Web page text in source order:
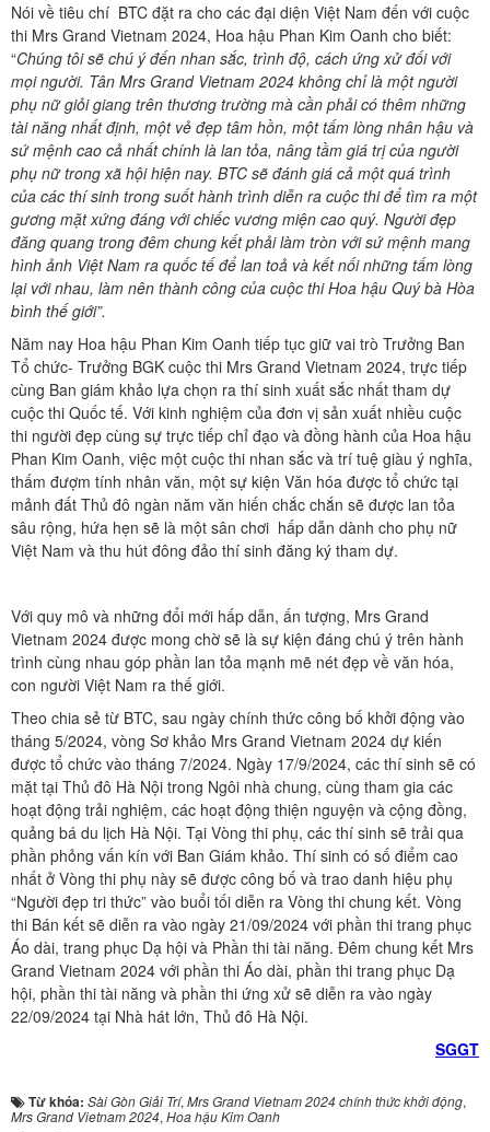
Nói về tiêu chí BTC đặt ra cho các đại diện Việt Nam đến với cuộc
thi Mrs Grand Vietnam 2024, Hoa hậu Phan Kim Oanh cho biết:
“Chúng tôi sẽ chú ý đến nhan sắc, trình độ, cách ứng xử đối với
mọi người. Tân Mrs Grand Vietnam 2024 không chỉ là một người
phụ nữ giỏi giang trên thương trường mà cần phải có thêm những
tài năng nhất định, một vẻ đẹp tâm hồn, một tấm lòng nhân hậu và
sứ mệnh cao cả nhất chính là lan tỏa, nâng tầm giá trị của người
phụ nữ trong xã hội hiện nay. BTC sẽ đánh giá cả một quá trình
của các thí sinh trong suốt hành trình diễn ra cuộc thi để tìm ra một
gương mặt xứng đáng với chiếc vương miện cao quý. Người đẹp
đăng quang trong đêm chung kết phải làm tròn với sứ mệnh mang
hình ảnh Việt Nam ra quốc tế để lan toả và kết nối những tấm lòng
lại với nhau, làm nên thành công của cuộc thi Hoa hậu Quý bà Hòa
bình thế giới”.
Năm nay Hoa hậu Phan Kim Oanh tiếp tục giữ vai trò Trưởng Ban
Tổ chức- Trưởng BGK cuộc thi Mrs Grand Vietnam 2024, trực tiếp
cùng Ban giám khảo lựa chọn ra thí sinh xuất sắc nhất tham dự
cuộc thi Quốc tế. Với kinh nghiệm của đơn vị sản xuất nhiều cuộc
thi người đẹp cùng sự trực tiếp chỉ đạo và đồng hành của Hoa hậu
Phan Kim Oanh, việc một cuộc thi nhan sắc và trí tuệ giàu ý nghĩa,
thấm đượm tính nhân văn, một sự kiện Văn hóa được tổ chức tại
mảnh đất Thủ đô ngàn năm văn hiến chắc chắn sẽ được lan tỏa
sâu rộng, hứa hẹn sẽ là một sân chơi hấp dẫn dành cho phụ nữ
Việt Nam và thu hút đông đảo thí sinh đăng ký tham dự.
Với quy mô và những đổi mới hấp dẫn, ấn tượng, Mrs Grand
Vietnam 2024 được mong chờ sẽ là sự kiện đáng chú ý trên hành
trình cùng nhau góp phần lan tỏa mạnh mẽ nét đẹp về văn hóa,
con người Việt Nam ra thế giới.
Theo chia sẻ từ BTC, sau ngày chính thức công bố khởi động vào
tháng 5/2024, vòng Sơ khảo Mrs Grand Vietnam 2024 dự kiến
được tổ chức vào tháng 7/2024. Ngày 17/9/2024, các thí sinh sẽ có
mặt tại Thủ đô Hà Nội trong Ngôi nhà chung, cùng tham gia các
hoạt động trải nghiệm, các hoạt động thiện nguyện và cộng đồng,
quảng bá du lịch Hà Nội. Tại Vòng thi phụ, các thí sinh sẽ trải qua
phần phỏng vấn kín với Ban Giám khảo. Thí sinh có số điểm cao
nhất ở Vòng thi phụ này sẽ được công bố và trao danh hiệu phụ
“Người đẹp tri thức” vào buổi tối diễn ra Vòng thi chung kết. Vòng
thi Bán kết sẽ diễn ra vào ngày 21/09/2024 với phần thi trang phục
Áo dài, trang phục Dạ hội và Phần thi tài năng. Đêm chung kết Mrs
Grand Vietnam 2024 với phần thi Áo dài, phần thi trang phục Dạ
hội, phần thi tài năng và phần thi ứng xử sẽ diễn ra vào ngày
22/09/2024 tại Nhà hát lớn, Thủ đô Hà Nội.
SGGT
Từ khóa: Sài Gòn Giải Trí,Mrs Grand Vietnam 2024 chính thức khởi động,
Mrs Grand Vietnam 2024,Hoa hậu Kim Oanh